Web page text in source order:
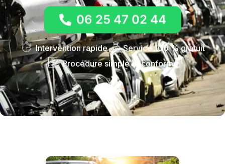
06 25 47 02 44
Intervention rapide
Service 100 % gratuit
Procédure simple et conforme